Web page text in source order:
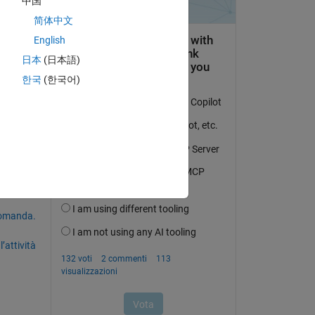
简体中文
English
日本 (日本語)
한국 (한국어)